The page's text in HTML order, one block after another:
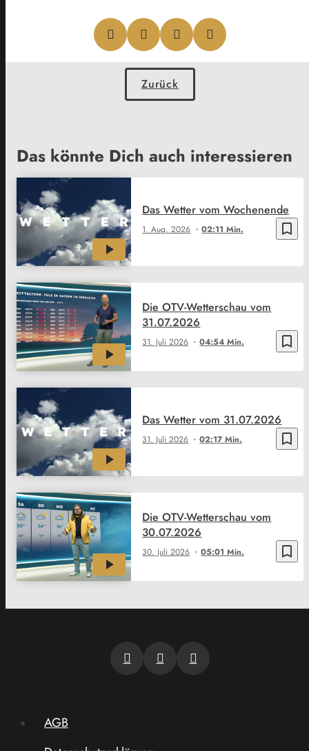
Zurück
Das könnte Dich auch interessieren
bookmark_border
1. Aug. 2026 02:11 Min.
Das Wetter vom Wochenende
bookmark_border
31. Juli 2026 04:54 Min.
Die OTV-Wetterschau vom
31.07.2026
bookmark_border
31. Juli 2026 02:17 Min.
Das Wetter vom 31.07.2026
bookmark_border
30. Juli 2026 05:01 Min.
Die OTV-Wetterschau vom
30.07.2026
AGB